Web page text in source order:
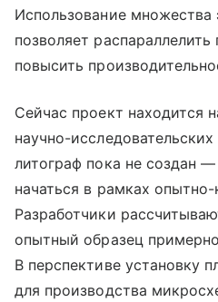
Использование множества
позволяет
повысить
Сейчас проект находится
научно-
литограф пока не создан
начаться в рамках
Разработчики
опытный образец
В перспективе установку
для производства